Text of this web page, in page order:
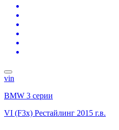
vin
BMW 3 серии
VI (F3x) Рестайлинг 2015 г.в.